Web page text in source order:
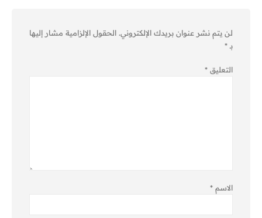
لن يتم نشر عنوان بريدك الإلكتروني. الحقول الإلزامية مشار إليها
بـ*
التعليق *
الاسم *